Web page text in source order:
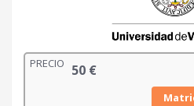
PRECIO 50 €